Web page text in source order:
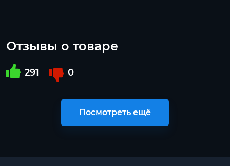
Отзывы о товаре
291 0
Посмотреть ещё